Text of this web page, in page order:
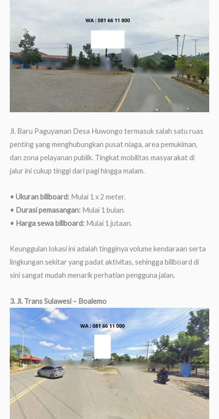
Jl. Baru Paguyaman Desa Huwongo termasuk salah satu ruas
penting yang menghubungkan pusat niaga, area pemukiman,
dan zona pelayanan publik. Tingkat mobilitas masyarakat di
jalur ini cukup tinggi dari pagi hingga malam.
• Ukuran billboard: Mulai 1 x 2 meter.
• Durasi pemasangan: Mulai 1 bulan.
• Harga sewa billboard: Mulai 1 jutaan.
Keunggulan lokasi ini adalah tingginya volume kendaraan serta
lingkungan sekitar yang padat aktivitas, sehingga billboard di
sini sangat mudah menarik perhatian pengguna jalan.
3. Jl. Trans Sulawesi – Boalemo